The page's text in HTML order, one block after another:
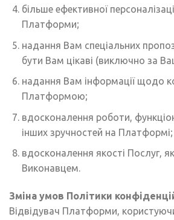
більше ефективної
Платформи;
надання Вам спеціальних
бути Вам цікаві (виключно за
надання Вам інформації щодо
Платформою;
вдосконалення роботи,
інших зручностей на Платформі;
вдосконалення якості Послуг,
Виконавцем.
Зміна умов Політики
Відвідувач Платформи,